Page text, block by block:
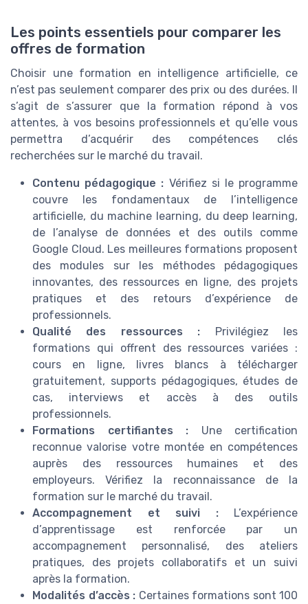
Les points essentiels pour comparer les
offres de formation
Choisir une formation en intelligence artificielle, ce
n’est pas seulement comparer des prix ou des durées. Il
s’agit de s’assurer que la formation répond à vos
attentes, à vos besoins professionnels et qu’elle vous
permettra d’acquérir des compétences clés
recherchées sur le marché du travail.
Contenu pédagogique : Vérifiez si le programme
couvre les fondamentaux de l’intelligence
artificielle, du machine learning, du deep learning,
de l’analyse de données et des outils comme
Google Cloud. Les meilleures formations proposent
des modules sur les méthodes pédagogiques
innovantes, des ressources en ligne, des projets
pratiques et des retours d’expérience de
professionnels.
Qualité des ressources : Privilégiez les
formations qui offrent des ressources variées :
cours en ligne, livres blancs à télécharger
gratuitement, supports pédagogiques, études de
cas, interviews et accès à des outils
professionnels.
Formations certifiantes : Une certification
reconnue valorise votre montée en compétences
auprès des ressources humaines et des
employeurs. Vérifiez la reconnaissance de la
formation sur le marché du travail.
Accompagnement et suivi :L’expérience
d’apprentissage est renforcée par un
accompagnement personnalisé, des ateliers
pratiques, des projets collaboratifs et un suivi
après la formation.
Modalités d’accès : Certaines formations sont 100